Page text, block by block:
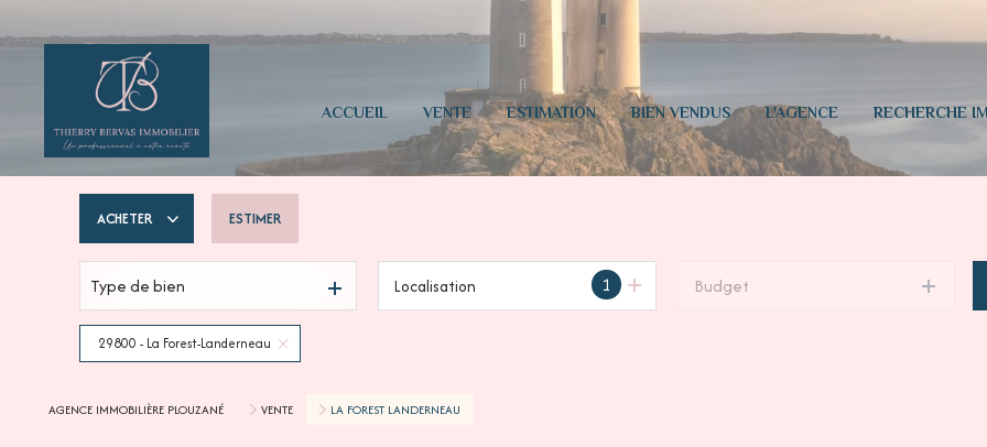
ACCUEIL VENTE ESTIMATION BIEN VENDUS L'AGENCE RECHERCHE
ACHETER
De l'ancien
Du neuf
ESTIMER
Type de bien 1
Localisation Budget
29800 - La Forest-Landerneau
AGENCE IMMOBILIÈRE PLOUZANÉ VENTE LA FOREST LANDERNEAU